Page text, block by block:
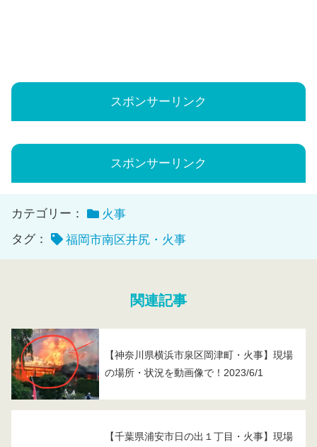
スポンサーリンク
スポンサーリンク
カテゴリー：
火事
タグ：
福岡市南区井尻・火事
関連記事
【神奈川県横浜市泉区岡津町・火事】現場
の場所・状況を動画像で！2023/6/1
【千葉県浦安市日の出１丁目・火事】現場